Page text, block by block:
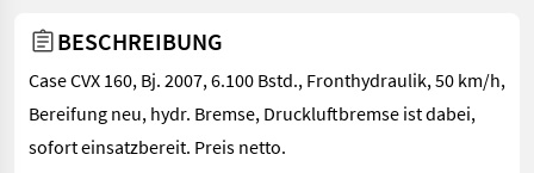
BESCHREIBUNG
Case CVX 160, Bj. 2007, 6.100 Bstd., Fronthydraulik, 50 km/h,
Bereifung neu, hydr. Bremse, Druckluftbremse ist dabei,
sofort einsatzbereit. Preis netto.